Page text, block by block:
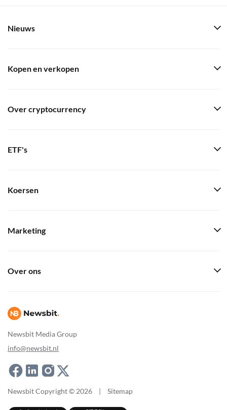
Newsbit Media Group
info@newsbit.nl
Nieuws
Kopen en verkopen
Over cryptocurrency
ETF's
Koersen
Marketing
Over ons
Newsbit Copyright © 2026 | Sitemap